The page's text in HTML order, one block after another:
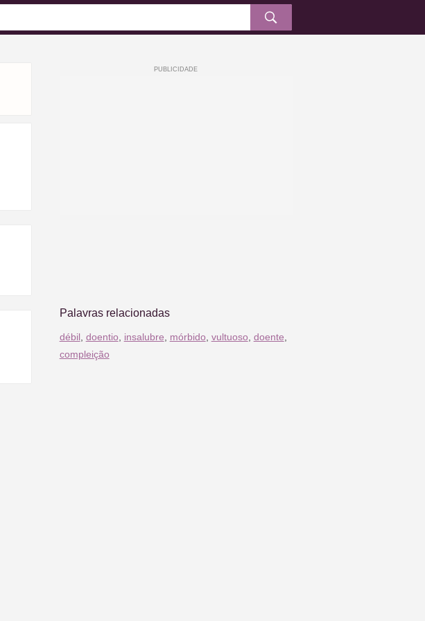
Palavras relacionadas
débil, doentio, insalubre mórbido, vultuoso, doente
compleição